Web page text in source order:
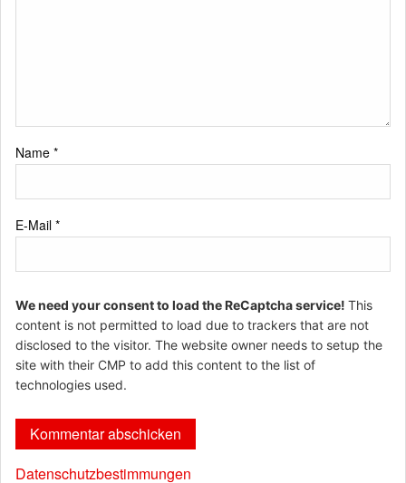
Name *
E-Mail *
We need your consent to load the ReCaptcha service! This
content is not permitted to load due to trackers that are not
disclosed to the visitor. The website owner needs to setup the
site with their CMP to add this content to the list of
technologies used.
Datenschutzbestimmungen